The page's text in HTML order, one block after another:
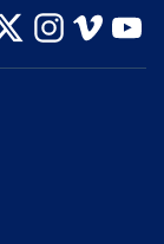
シリーズを探求